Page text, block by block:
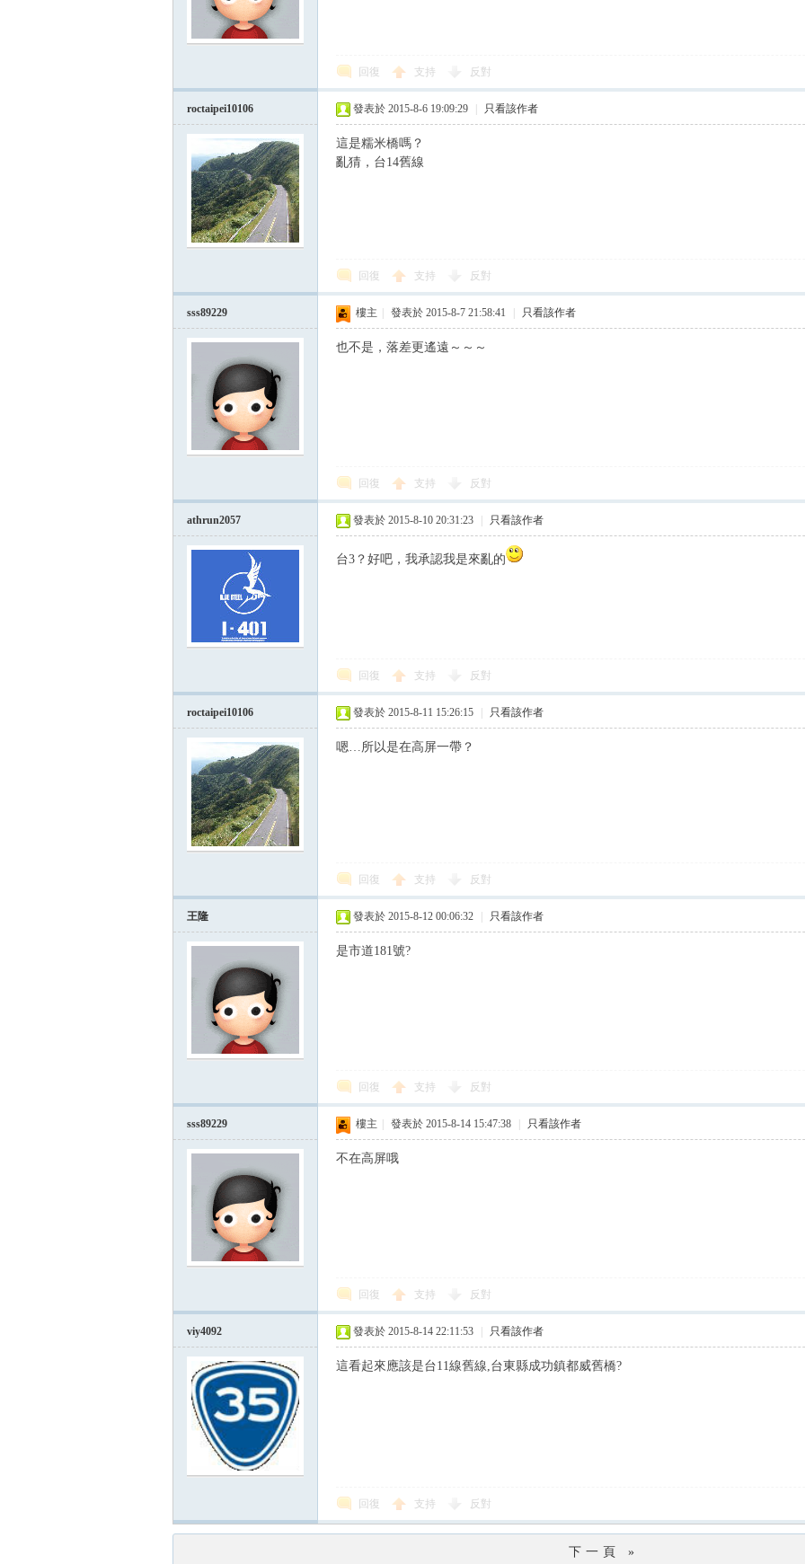
回復 支持 反對
roctaipei10106 發表於 2015-8-6 19:09:29 只看該作者
這是糯米橋嗎？
亂猜，台14舊線
回復 支持 反對
sss89229 樓主 發表於 2015-8-7 21:58:41 只看該作者
也不是，落差更遙遠～～～
回復 支持 反對
athrun2057 發表於 2015-8-10 20:31:23 只看該作者
台3？好吧，我承認我是來亂的
回復 支持 反對
roctaipei10106 發表於 2015-8-11 15:26:15 只看該作者
嗯…所以是在高屏一帶？
回復 支持 反對
王隆 發表於 2015-8-12 00:06:32 只看該作者
是市道181號?
回復 支持 反對
sss89229 樓主 發表於 2015-8-14 15:47:38 只看該作者
不在高屏哦
回復 支持 反對
viy4092 發表於 2015-8-14 22:11:53 只看該作者
這看起來應該是台11線舊線,台東縣成功鎮都威舊橋?
回復 支持 反對
下一頁 »